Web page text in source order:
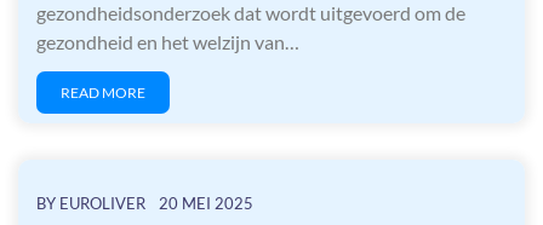
gezondheidsonderzoek dat wordt uitgevoerd om de
gezondheid en het welzijn van…
READ MORE
BY EUROLIVER 20 MEI 2025